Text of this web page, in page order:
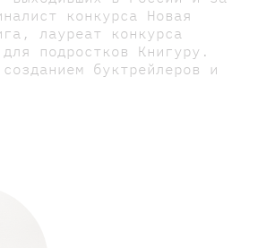
конкурса Новая
лауреат конкурса
подростков Книгуру.
буктрейлеров и